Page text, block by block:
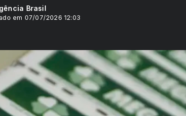
Brasil
em 07/07/2026 12:03